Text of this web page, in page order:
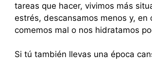
tareas que hacer, vivimos más
estrés, descansamos menos y, en
comemos mal o nos hidratamos
Si tú también llevas una época